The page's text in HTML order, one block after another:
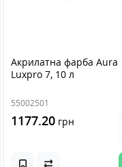
Акрилатна фарба Aura
Luxpro 7, 10 л
55002501
1177.20 грн